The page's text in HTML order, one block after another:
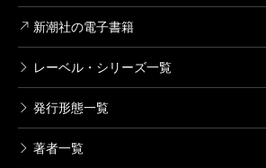
新潮社の電子書籍
レーベル・シリーズ一覧
発行形態一覧
著者一覧